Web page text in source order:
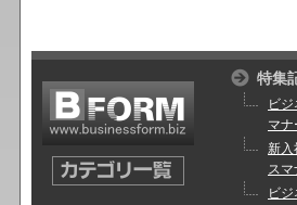
特集
ビ
マナ
新
ス
ビ